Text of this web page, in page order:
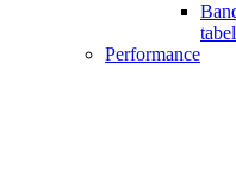
Performance